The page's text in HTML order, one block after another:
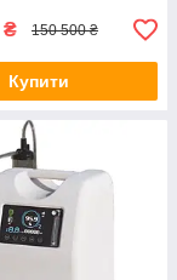
₴ 150 500 ₴
Купити